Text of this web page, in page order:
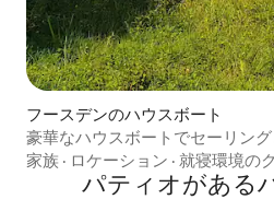
フースデンのハウスボート
豪華なハウスボートでセーリン
しもう！
家族 · ロケーション · 就寝環境の
パティオがある